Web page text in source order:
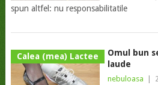
spun altfel: nu responsabilitatile
Calea (mea) Lactee
Omul bun
laude
nebuloasa